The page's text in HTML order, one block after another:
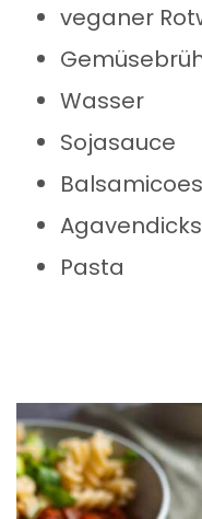
veganer
Wasser
Sojasauce
Pasta